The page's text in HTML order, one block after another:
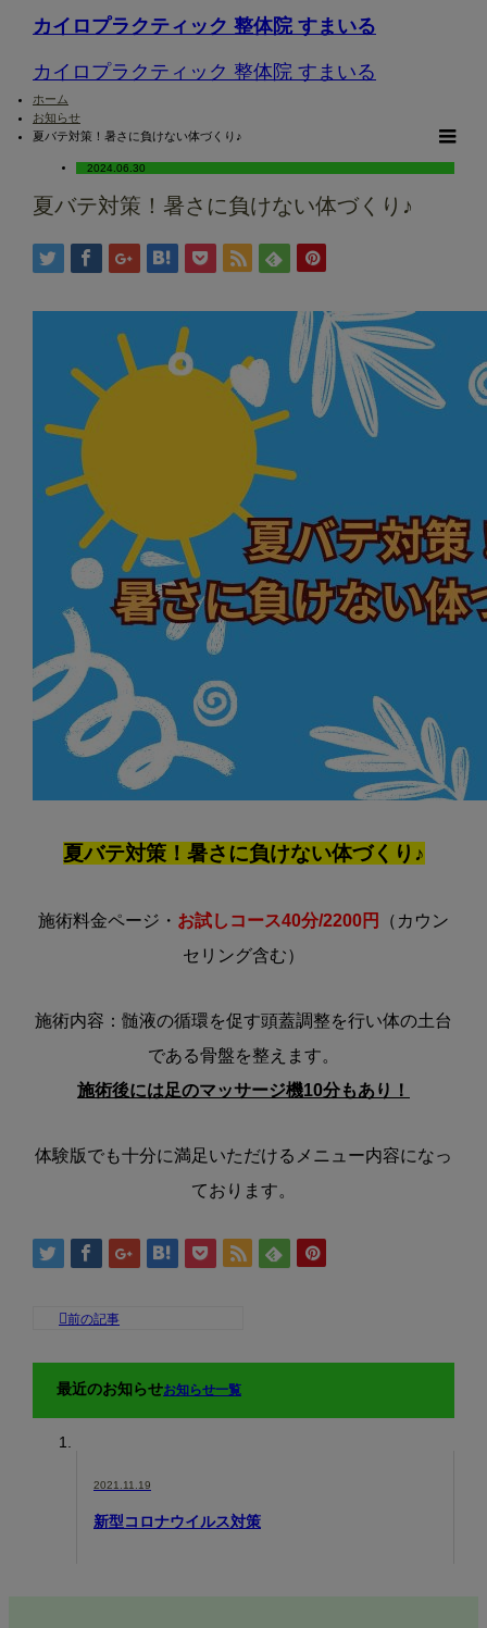
カイロプラクティック 整体院 すまいる
カイロプラクティック 整体院 すまいる
ホーム
お知らせ
夏バテ対策！暑さに負けない体づくり♪
2024.06.30
夏バテ対策！暑さに負けない体づくり♪
夏バテ対策！暑さに負けない体づくり♪
施術料金ページ・ お試しコース40分/2200円
（カウン
セリング含む）
施術内容：髄液の循環を促す頭蓋調整を行い体の土台
である骨盤を整えます。
施術後には足のマッサージ機10分もあり！
体験版でも十分に満足いただけるメニュー内容になっ
ております。
最近のお知らせお知らせ一覧
2021.11.19
新型コロナウイルス対策